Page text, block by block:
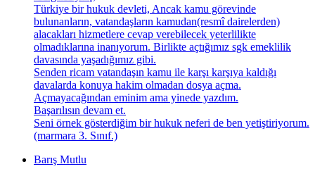
Türkiye bir hukuk devleti, Ancak kamu görevinde
bulunanların, vatandaşların kamudan(resmî dairelerden)
alacakları hizmetlere cevap verebilecek yeterlilikte
olmadıklarına inanıyorum. Birlikte açtığımız sgk emeklilik
davasında yaşadığımız gibi.
Senden ricam vatandaşın kamu ile karşı karşıya kaldığı
davalarda konuya hakim olmadan dosya açma.
Açmayacağından eminim ama yinede yazdım.
Başarılısın devam et.
Seni örnek gösterdiğim bir hukuk neferi de ben yetiştiriyorum.
(marmara 3. Sınıf.)
Barış Mutlu